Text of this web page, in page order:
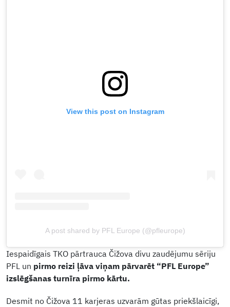
View this post on Instagram
A post shared by PFL Europe (@pfleurope)
Iespaidīgais TKO pārtrauca Čižova divu zaudējumu sēriju
PFL un pirmo reizi ļāva viņam pārvarēt “PFL Europe”
izslēgšanas turnīra pirmo kārtu.
Desmit no Čižova 11 karjeras uzvarām gūtas priekšlaicīgi,